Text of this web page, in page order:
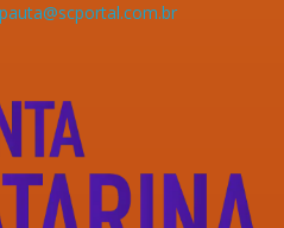
pauta@scportal.com.br